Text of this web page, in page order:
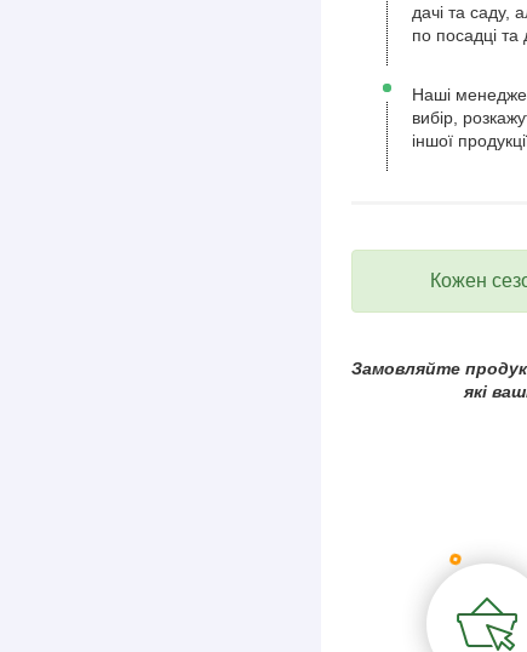
дачі та саду,
по посадці та
Наші
вибір,
іншої
Кожен
Замовляйте
які